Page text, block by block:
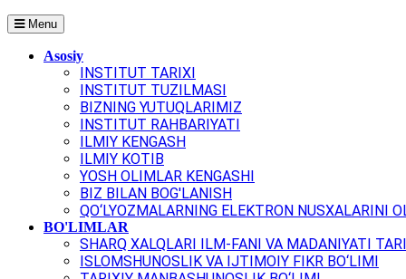
Menu
Asosiy
INSTITUT TARIXI
INSTITUT TUZILMASI
BIZNING YUTUQLARIMIZ
INSTITUT RAHBARIYATI
ILMIY KENGASH
ILMIY KOTIB
YOSH OLIMLAR KENGASHI
BIZ BILAN BOG'LANISH
QO‘LYOZMALARNING ELEKTRON NUSXALARINI
BO'LIMLAR
SHARQ XALQLARI ILM-FANI VA MADANIYATI
ISLOMSHUNOSLIK VA IJTIMOIY FIKR BO‘LIMI